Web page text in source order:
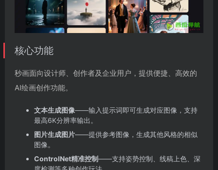
核心功能
秒画面向设计师、创作者及企业用户，提供便捷、高效的
AI绘画创作功能。
文本生成图像——输入提示词即可生成对应图像，支持
最高6K分辨率输出。
图片生成图片——提供参考图像，生成其他风格的相似
图像。
ControlNet精准控制——支持姿势控制、线稿上色、深